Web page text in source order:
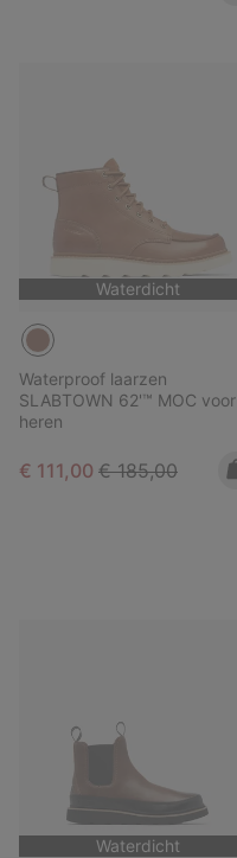
Waterdicht
Waterproof laarzen
SLABTOWN 62'™ MOC voor
heren
Sale price:
€ 111,00 Regular price:
€ 185,00
Waterdicht